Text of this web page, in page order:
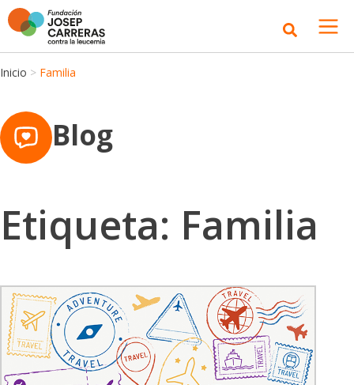
Inicio > Familia
Blog
Etiqueta: Familia